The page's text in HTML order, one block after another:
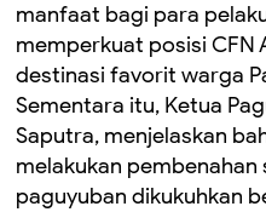
manfaat bagi para
memperkuat posisi CFN
destinasi favorit warga
Sementara itu, Ketua
Saputra, menjelaskan
melakukan pembenahan
paguyuban dikukuhkan